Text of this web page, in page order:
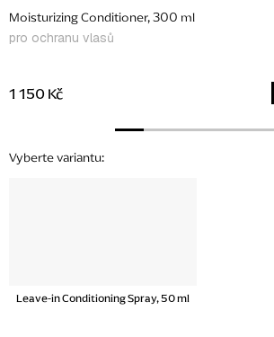
Moisturizing Conditioner, 300 ml
pro ochranu vlasů
1 150 Kč
Leave-in Conditioning Spray, 50 ml